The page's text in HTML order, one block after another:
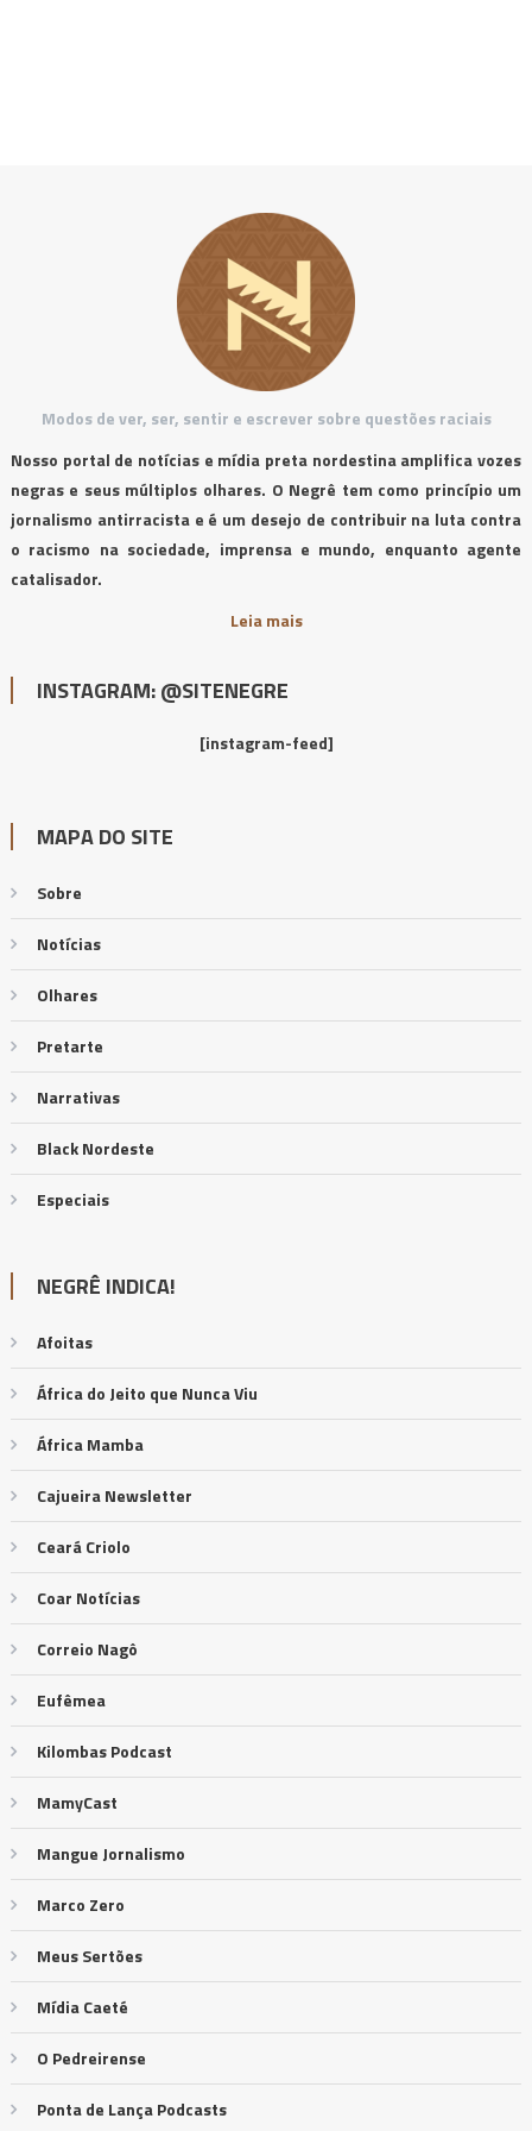
Modos de ver, ser, sentir e escrever sobre questões raciais
Nosso portal de notícias e mídia preta nordestina amplifica vozes
negras e seus múltiplos olhares. O Negrê tem como princípio um
jornalismo antirracista e é um desejo de contribuir na luta contra
o racismo na sociedade, imprensa e mundo, enquanto agente
catalisador.
Leia mais
INSTAGRAM: @SITENEGRE
[instagram-feed]
MAPA DO SITE
Sobre
Notícias
Olhares
Pretarte
Narrativas
Black Nordeste
Especiais
NEGRÊ INDICA!
Afoitas
África do Jeito que Nunca Viu
África Mamba
Cajueira Newsletter
Ceará Criolo
Coar Notícias
Correio Nagô
Eufêmea
Kilombas Podcast
MamyCast
Mangue Jornalismo
Marco Zero
Meus Sertões
Mídia Caeté
O Pedreirense
Ponta de Lança Podcasts